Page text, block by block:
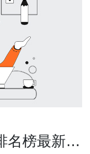
名榜最新变